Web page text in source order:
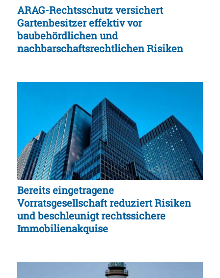
ARAG-Rechtsschutz versichert
Gartenbesitzer effektiv vor
baubehördlichen und
nachbarschaftsrechtlichen Risiken
Bereits eingetragene
Vorratsgesellschaft reduziert Risiken
und beschleunigt rechtssichere
Immobilienakquise